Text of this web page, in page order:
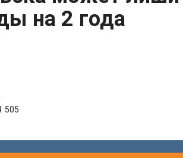
на 2 года
505